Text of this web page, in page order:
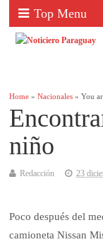
Top Menu
Home »Nacionales » You
niño
Redacción 23
Poco después del
camioneta Nissan